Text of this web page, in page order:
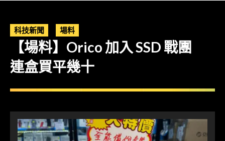
科技新聞 場料
【場料】Orico 加入 SSD 戰團
連盒買平幾十